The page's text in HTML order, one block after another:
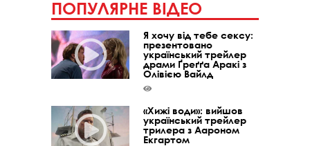
ПОПУЛЯРНЕ ВІДЕО
Я хочу від тебе сексу:
презентовано
український трейлер
драми Ґреґґа Аракі з
Олівією Вайлд
«Хижі води»: вийшов
український трейлер
трилера з Аароном
Екгартом